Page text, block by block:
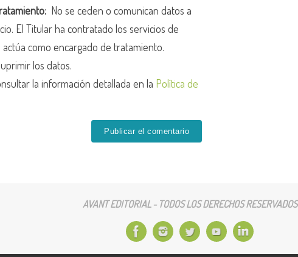
No se ceden o comunican datos a
El Titular ha contratado los servicios de
como encargado de tratamiento.
los datos.
la información detallada en la Política de
AVANT EDITORIAL - TODOS LOS DERECHOS RESERVADOS